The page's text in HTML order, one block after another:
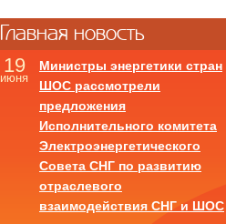
Главная новость
19
июня
Министры энергетики стран
ШОС рассмотрели
предложения
Исполнительного комитета
Электроэнергетического
Совета СНГ по развитию
отраслевого
взаимодействия СНГ и ШОС